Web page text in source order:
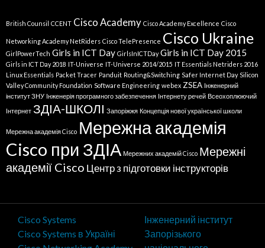
British Counsil CCENT Cisco Academy Cisco Academy Excellence Cisco
Networking Academy NetRiders Cisco TelePresence Cisco Ukraine
GirlPowerTech Girls in ICT Day GirlsInICTDay Girls in ICT Day 2015
Girls in ICT Day 2018 IT-Universe IT-Universe 2014/2015 IT Essentials Netriders 2016
Linux Essentials Packet Tracer Panduit Routing&Switching Safer Internet Day Silicon
Valley Community Foundation Software Engineering webex ZSEA Інженерний
інститут ЗНУ Інженерія програмного забезпечення Інтернету речей Всеохоплюючий
Інтернет ЗДІА-ШКОЛІ Запоріжжя Концепція нової української школи
Мережна академія Cisco Мережна академія
Cisco при ЗДІА Мережних академій Cisco Мережні
академії Cisco Центр з підготовки інструкторів
Cisco Systems
Cisco Systems в Україні
Інженерний інститут
Запорізького